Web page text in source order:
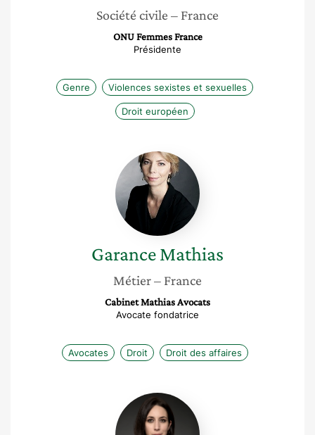
Société civile – France
ONU Femmes France
Présidente
Genre Violences sexistes et sexuelles
Droit européen
Garance
Mathias
GaranceMathias
Métier– France
Cabinet Mathias Avocats
Avocate fondatrice
Avocates Droit Droit des affaires
Laure
Landes
Gronowski